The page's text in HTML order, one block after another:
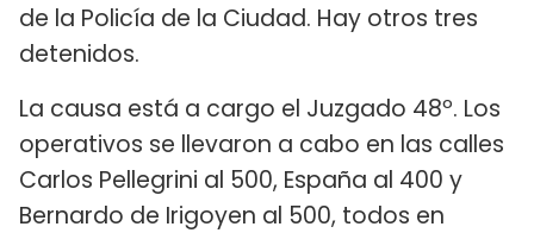
de la Policía de la Ciudad. Hay otros tres
detenidos.
La causa está a cargo el Juzgado 48º. Los
operativos se llevaron a cabo en las calles
Carlos Pellegrini al 500, España al 400 y
Bernardo de Irigoyen al 500, todos en